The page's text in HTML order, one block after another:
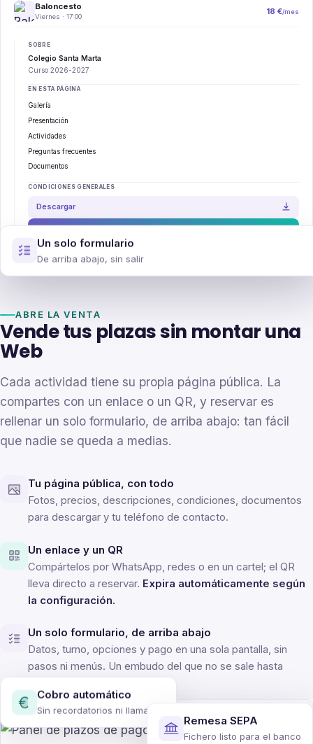
ABRE LA VENTA
Vende tus plazas sin montar una
Web
Cada actividad tiene su propia página pública. La
compartes con un enlace o un QR, y reservar es
rellenar un solo formulario, de arriba abajo: tan fácil
que nadie se queda a medias.
Tu página pública, con todo
Fotos, precios, descripciones, condiciones, documentos
para descargar y tu teléfono de contacto.
Un enlace y un QR
Compártelos por WhatsApp, redes o en un cartel; el QR
lleva directo a reservar. Expira automáticamente según
la configuración.
Un solo formulario, de arriba abajo
Datos, turno, opciones y pago en una sola pantalla, sin
pasos ni menús. Un embudo del que no se sale hasta
Baloncesto
Viernes · 17:00
18 €/mes
SOBRE
Colegio Santa Marta
Curso 2026-2027
EN ESTA PÁGINA
Galería
Presentación
Actividades
Preguntas frecuentes
Documentos
CONDICIONES GENERALES
Descargar
Un solo formulario
De arriba abajo, sin salir
demo.easymanager.app/es/cobros/calendario
Cobro automático
Sin recordatorios ni llamadas
Remesa SEPA
Fichero listo para el banco